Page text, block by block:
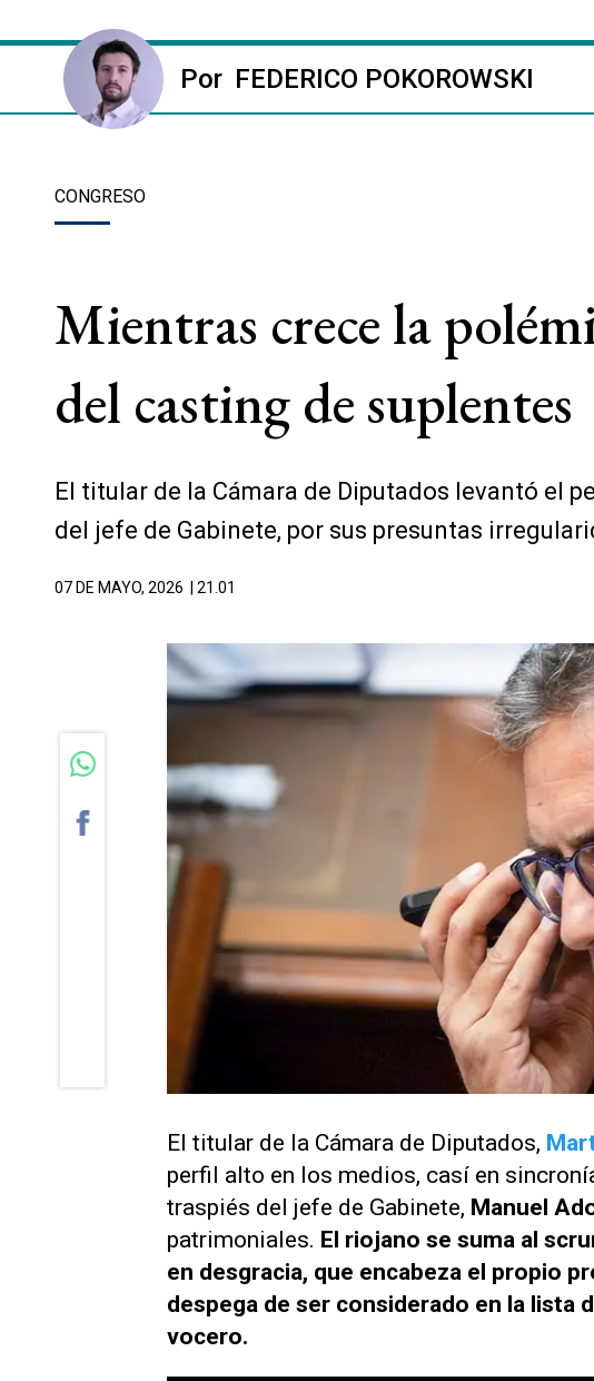
Por FEDERICO POKOROWSKI
CONGRESO
Mientras crece la
del casting de suplentes
El titular de la Cámara de Diputados levantó el
del jefe de Gabinete, por sus presuntas
07 DE MAYO, 2026 | 21.01
El titular de la Cámara de Diputados,
perfil alto en los medios, casí en
traspiés del jefe de Gabinete, Manuel
patrimoniales. El riojano se suma al
en desgracia, que encabeza el propio
despega de ser considerado en la lista
vocero.